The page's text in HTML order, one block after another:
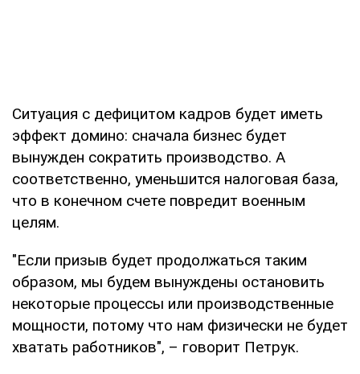
Ситуация с дефицитом кадров будет иметь
эффект домино: сначала бизнес будет
вынужден сократить производство. А
соответственно, уменьшится налоговая база,
что в конечном счете повредит военным
целям.
"Если призыв будет продолжаться таким
образом, мы будем вынуждены остановить
некоторые процессы или производственные
мощности, потому что нам физически не будет
хватать работников", – говорит Петрук.